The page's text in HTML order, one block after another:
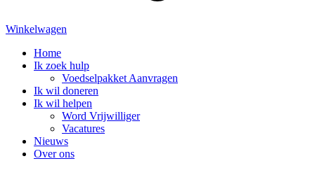
Winkelwagen
Home
Ik zoek hulp
Voedselpakket Aanvragen
Ik wil doneren
Ik wil helpen
Word Vrijwilliger
Vacatures
Nieuws
Over ons